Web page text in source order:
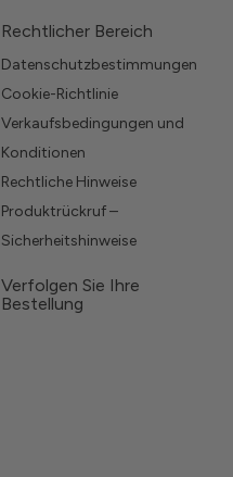
Rechtlicher Bereich
Datenschutzbestimmungen
Cookie-Richtlinie
Verkaufsbedingungen und
Konditionen
Rechtliche Hinweise
Produktrückruf –
Sicherheitshinweise
Verfolgen Sie Ihre
Bestellung